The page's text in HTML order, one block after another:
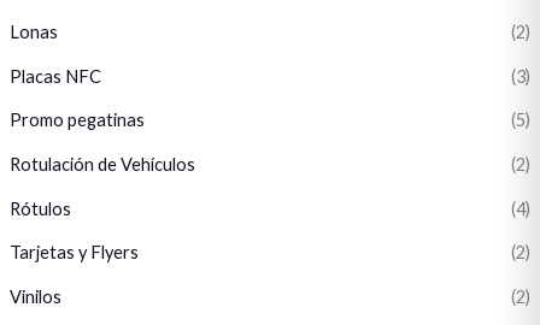
Lonas (2)
Placas NFC (3)
Promo pegatinas (5)
Rotulación de Vehículos (2)
Rótulos (4)
Tarjetas y Flyers (2)
Vinilos (2)